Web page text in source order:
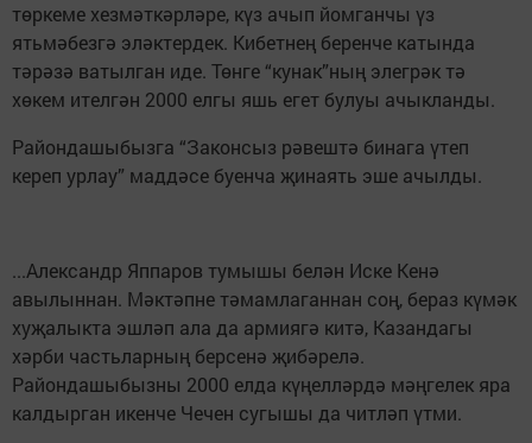
төркеме хезмәткәрләре, күз ачып йомганчы үз
ятьмәбезгә эләктердек. Кибетнең беренче катында
тәрәзә ватылган иде. Төнге “кунак”ның элегрәк тә
хөкем ителгән 2000 елгы яшь егет булуы ачыкланды.
Райондашыбызга “Законсыз рәвештә бинага үтеп
кереп урлау” маддәсе буенча җинаять эше ачылды.
...Александр Яппаров тумышы белән Иске Кенә
авылыннан. Мәктәпне тәмамлаганнан соң, бераз күмәк
хуҗалыкта эшләп ала да армиягә китә, Казандагы
хәрби частьларның берсенә җибәрелә.
Райондашыбызны 2000 елда күңелләрдә мәңгелек яра
калдырган икенче Чечен сугышы да читләп үтми.